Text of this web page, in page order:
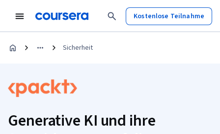
Kostenlose Teilnahme
Sicherheit
Generative KI und ihre